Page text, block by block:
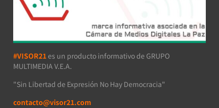
#VISOR21 es un producto informativo de GRUPO
MULTIMEDIA V.E.A.
"Sin Libertad de Expresión No Hay Democracia"
contacto@visor21.com